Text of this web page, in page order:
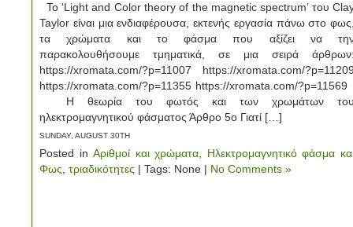
Το ‘Light and Color theory of the magnetic spectrum’ του
Taylor είναι μια ενδιαφέρουσα, εκτενής εργασία πάνω στο
τα χρώματα και το φάσμα που αξίζει να
παρακολουθήσουμε τμηματικά, σε μια σειρά
https://xromata.com/?p=11007 https://xromata.com/
https://xromata.com/?p=11355 https://xromata.com/
Η θεωρία του φωτός και των χρωμάτων
ηλεκτρομαγνητικού φάσματος Άρθρο 5ο Γιατί […]
SUNDAY, AUGUST 30TH
Posted inΑριθμοί και χρώματα
Ηλεκτρομαγνητικό φάσμα
Φως τριαδικότητες | Tags: None | No Comments »